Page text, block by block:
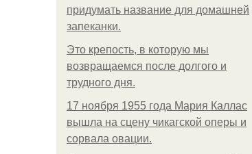
придумать название для домашней
запеканки.
Это крепость, в которую мы
возвращаемся после долгого и
трудного дня.
17 ноября 1955 года Мария Каллас
вышла на сцену чикагской оперы и
сорвала овации.